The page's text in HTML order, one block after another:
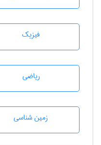
فیزیک
رياضی
زمين شناسی